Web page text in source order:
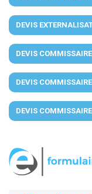
DEVIS
DEVIS
DEVIS
DEVIS